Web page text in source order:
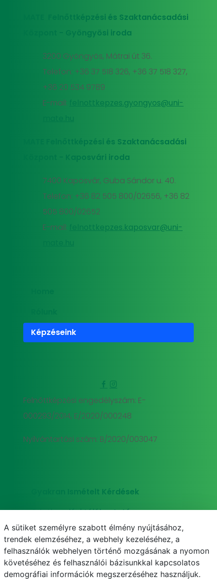
MATE Felnőttképzési és Szaktanácsadási
Központ - Gyöngyösi iroda
3200 Gyöngyös, Mátrai út 36.
Telefon: +36 37 518 326, +36 37 518 327,
+36 20 534 9789
E-mail:
felnottkepzes.gyongyos@uni-
MATE Felnőttképzési és Szaktanácsadási
Központ - Kaposvári iroda
7400 Kaposvár, Guba Sándor u. 40.
Telefon: +36 82 505 800/02656, +36 82
505 800/02652
E-mail:
felnottkepzes.kaposvar@uni-
Képzéseink
Felnőttképzési engedélyszám: E-
000293/2014, E/2020/000248
Nyilvántartási szám: B/2020/003047
Gyakran Ismételt Kérdések
Adatkezelési tájékoztató
Süti (cookie) tájékoztató
E-mail Telefonkönyv NEPTUN E-learning
A sütiket személyre szabott élmény nyújtásához,
trendek elemzéséhez, a webhely kezeléséhez, a
felhasználók webhelyen történő mozgásának a nyomon
követéséhez és felhasználói bázisunkkal kapcsolatos
demográfiai információk megszerzéséhez használjuk.